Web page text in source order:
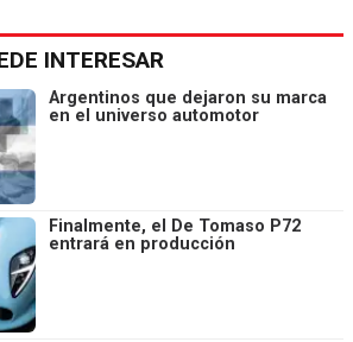
INTERESAR
Argentinos que dejaron su marca
en el universo automotor
Finalmente, el De Tomaso P72
entrará en producción